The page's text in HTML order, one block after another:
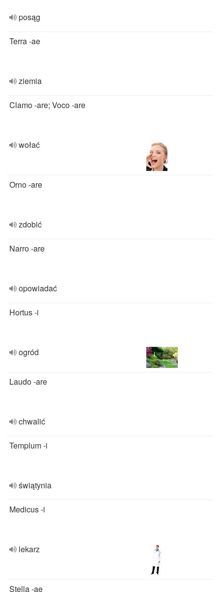
posąg
Terra -ae
ziemia
Clamo -are; Voco -are
wołać
Orno -are
zdobić
Narro -are
opowiadać
Hortus -i
ogród
Laudo -are
chwalić
Templum -i
świątynia
Medicus -i
lekarz
Stella -ae